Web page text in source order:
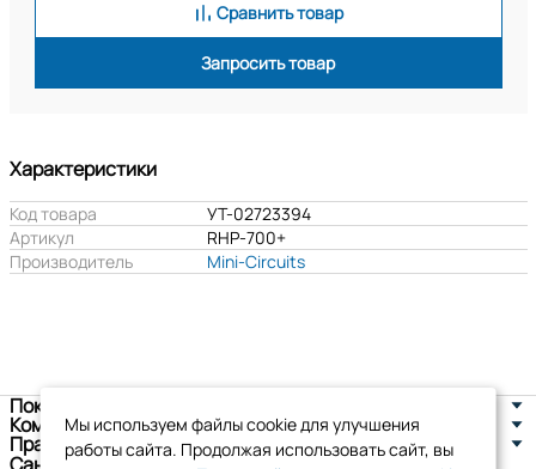
Сравнить товар
Запросить товар
Характеристики
Код товара
УТ-02723394
Артикул
RHP-700+
Производитель
Mini-Circuits
Покупателям
Компания
Правовая информация
Мы используем файлы cookie для улучшения
работы сайта. Продолжая использовать сайт, вы